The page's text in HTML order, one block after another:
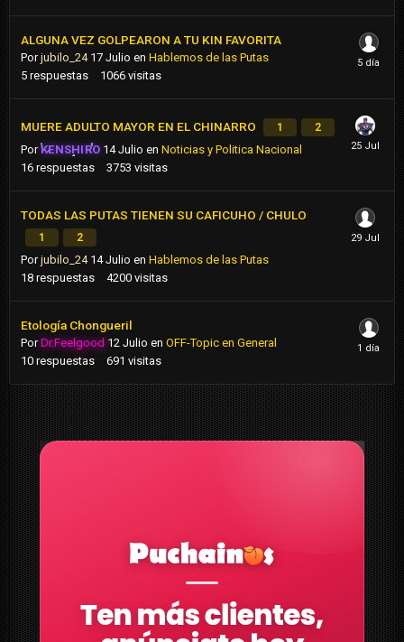
ALGUNA VEZ GOLPEARON A TU KIN FAVORITA
Porjubilo_24 17 Julio en Hablemos de las Putas
5 respuestas 1066 visitas
MUERE ADULTO MAYOR EN EL CHINARRO 1 2
PorKENSHIRO 14 Julio enNoticias y Politica Nacional
16 respuestas 3753 visitas
TODAS LAS PUTAS TIENEN SU CAFICUHO / CHULO
1 2
Porjubilo_24 14 Julio en Hablemos de las Putas
18 respuestas 4200 visitas
Etología Chongueril
PorDr.Feelgood 12 Julio en OFF-Topic en General
10 respuestas 691 visitas